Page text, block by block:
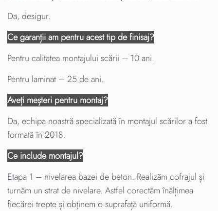
Da, desigur.
Ce garanții am pentru acest tip de finisaj?
Pentru calitatea montajului scării – 10 ani.
Pentru laminat – 25 de ani.
Aveți meșteri pentru montaj?
Da, echipa noastră specializată în montajul scărilor a fost
formată în 2018.
Ce include montajul?
Etapa 1 – nivelarea bazei de beton. Realizăm cofrajul și
turnăm un strat de nivelare. Astfel corectăm înălțimea
fiecărei trepte și obținem o suprafață uniformă.